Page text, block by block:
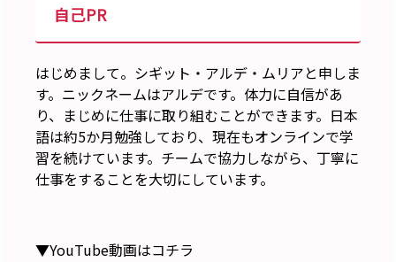
自己PR
はじめまして。シギット・アルデ・ムリアと申しま
す。ニックネームはアルデです。体力に自信があ
り、まじめに仕事に取り組むことができます。日本
語は約5か月勉強しており、現在もオンラインで学
習を続けています。チームで協力しながら、丁寧に
仕事をすることを大切にしています。
▼YouTube動画はコチラ